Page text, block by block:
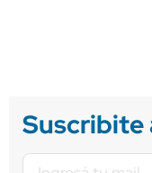
Suscribite